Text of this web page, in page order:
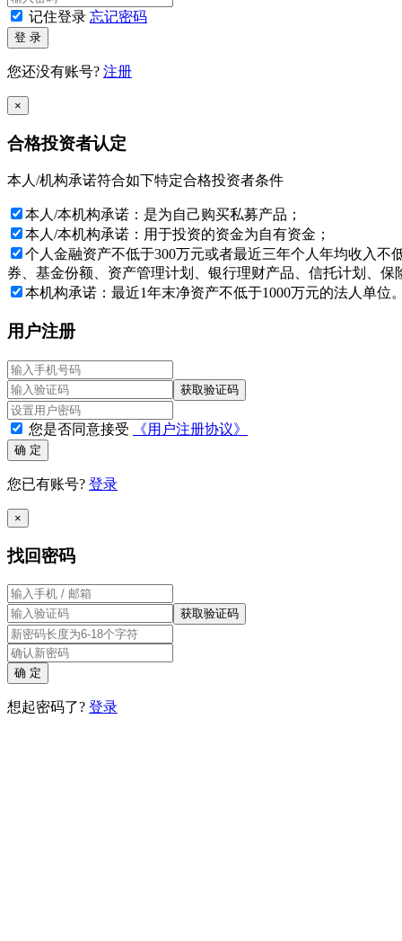
与本网站所载资料有关的所有版权、专利权、知识产权及其他
特别提示：投资者应签署本风险揭示书，表明已经理解并愿
2026年08月09日
记住登录 忘记密码
登 录
您还没有账号? 注册
×
合格投资者认定
本人/机构承诺符合如下特定合格投资者条件
本人/本机构承诺：是为自己购买私募产品；
本人/本机构承诺：用于投资的资金为自有资金；
个人金融资产不低于300万元或者最近三年个人年均收入
券、基金份额、资产管理计划、银行理财产品、信托计划、保
本机构承诺：最近1年末净资产不低于1000万元的法人单位
用户注册
获取验证码
您是否同意接受 《用户注册协议》
确 定
您已有账号? 登录
×
找回密码
获取验证码
确 定
想起密码了? 登录